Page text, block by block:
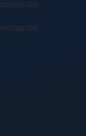
Nasıl Olur
Nasıl Olur